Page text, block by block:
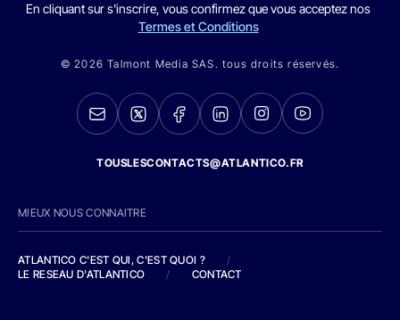
En cliquant sur s'inscrire, vous confirmez que vous acceptez nos
Termes et Conditions
© 2026 Talmont Media SAS. tous droits réservés.
TOUSLESCONTACTS@ATLANTICO.FR
MIEUX NOUS CONNAITRE
ATLANTICO C'EST QUI, C'EST QUOI ?
/
LE RESEAU D'ATLANTICO
/ CONTACT